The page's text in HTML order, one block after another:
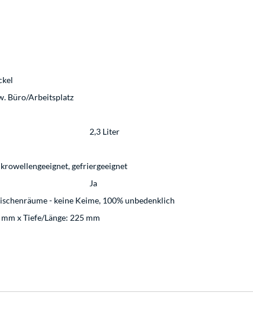
Büro/Arbeitsplatz
2,3 Liter
gefriergeeignet
Ja
- keine Keime, 100% unbedenklich
x Tiefe/Länge: 225 mm